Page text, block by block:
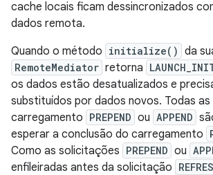
cache locais ficam dessincronizados
dados remota.
Quando o método initialize() da
RemoteMediator retorna
os dados estão desatualizados e
substituídos por dados novos. Todas
carregamento PREPEND ou APPEND
esperar a conclusão do carregamento
Como as solicitações PREPEND ou
enfileiradas antes da solicitação